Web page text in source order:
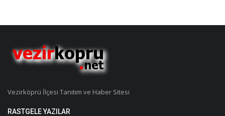
Vezirköprü İlçesi Tanıtım ve Haber Sitesi
RASTGELE YAZILAR